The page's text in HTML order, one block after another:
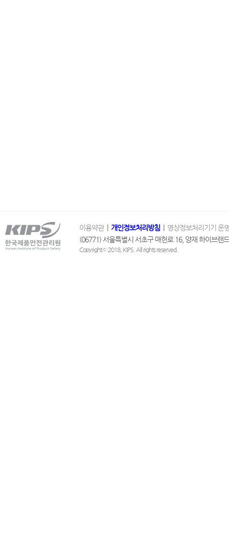
이용약관 개인정보처리방침
영상정보처리기기 운
(06771) 서울특별시 서초구 매헌로 16, 양재 하이브
Copyrightⓒ 2018, KIPS. All rights reserved.